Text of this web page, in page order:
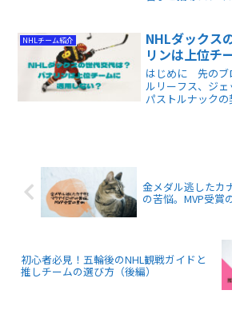
NHLチーム紹介
NHLダックス
リンは上位チ
はじめに 先のブ
ルリーフス、ジ
パストルナック
金メダル逃したカ
の苦悩。MVP受賞
初心者必見！五輪後のNHL観戦ガイドと
推しチームの選び方（後編）